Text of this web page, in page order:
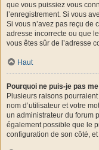
que vous puissiez vous
l’enregistrement. Si vous
Si vous n’avez pas reçu de
adresse incorrecte ou que
vous êtes sûr de l’adresse
Haut
Pourquoi ne puis-je pas
Plusieurs raisons
nom d’utilisateur et votre
un administrateur du forum
également possible que le
configuration de son côté,